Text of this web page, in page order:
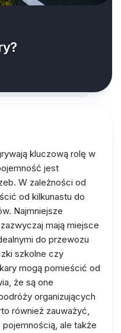
kluczową rolę w
jest
W zależności od
od kilkunastu do
Najmniejsze
mają miejsce
do przewozu
szkolne czy
mogą pomieścić od
że są one
organizujących
również zauważyć,
ale także